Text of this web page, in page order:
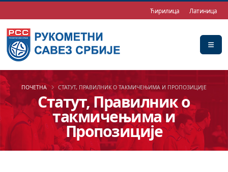
Ћирилица Латиница
Статут, Правилник о
такмичењима и
Пропозиције
ПОЧЕТНА СТАТУТ, ПРАВИЛНИК О ТАКМИЧЕЊИМА И ПРОПОЗИЦИЈЕ